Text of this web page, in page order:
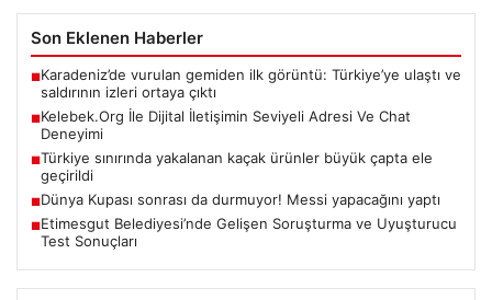
Son Eklenen Haberler
■Karadeniz’de vurulan gemiden ilk görüntü: Türkiye’ye ulaştı ve
saldırının izleri ortaya çıktı
■Kelebek.Org İle Dijital İletişimin Seviyeli Adresi Ve Chat
Deneyimi
■Türkiye sınırında yakalanan kaçak ürünler büyük çapta ele
geçirildi
■Dünya Kupası sonrası da durmuyor! Messi yapacağını yaptı
■Etimesgut Belediyesi’nde Gelişen Soruşturma ve Uyuşturucu
Test Sonuçları